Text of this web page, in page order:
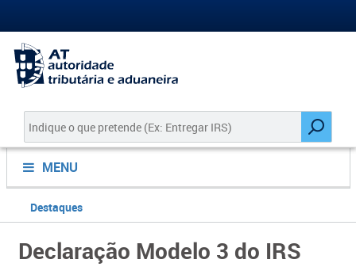
MENU
Destaques
Declaração Modelo 3 do IRS